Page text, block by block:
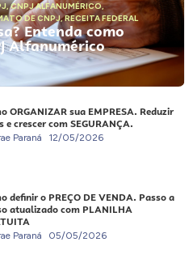
,CNPJ ALFANUMÉRICO,
DE CNPJ,RECEITA FEDERAL
Entenda como
Alfanumérico
ORGANIZAR sua EMPRESA. Reduzir
e crescer com SEGURANÇA.
Paraná 12/05/2026
definir o PREÇO DE VENDA. Passo a
atualizado com PLANILHA
Paraná 05/05/2026